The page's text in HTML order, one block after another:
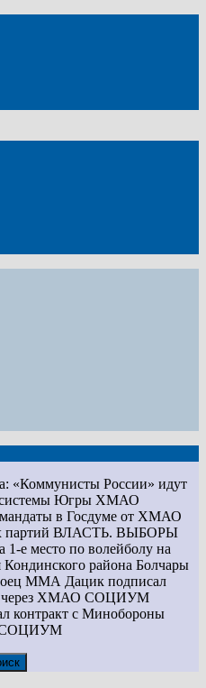
«Коммунисты России» идут
Югры ХМАО
мандаты в Госдуме от ХМАО
партий ВЛАСТЬ. ВЫБОРЫ
1-е место по волейболу на
района Болчары
ММА Дацик подписал
через ХМАО СОЦИУМ
контракт с Минобороны